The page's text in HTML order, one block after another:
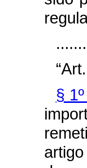
§ 1º